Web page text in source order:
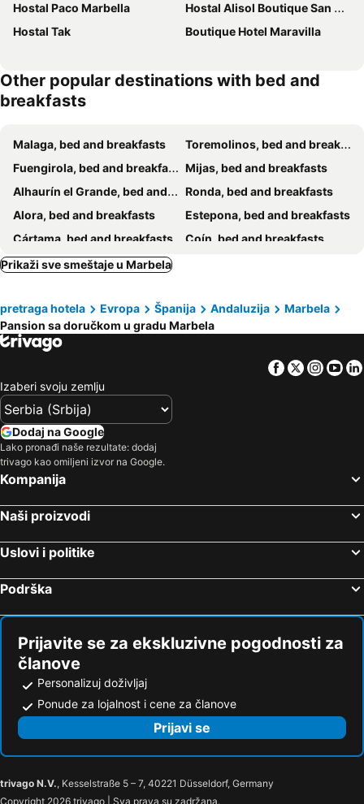
Hostal Paco Marbella
Hostal Alisol Boutique San Pedro
Hostal Tak
Boutique Hotel Maravilla
Other popular destinations with bed and
breakfasts
Malaga, bed and breakfasts
Toremolinos, bed and breakfasts
Fuengirola, bed and breakfasts
Mijas, bed and breakfasts
Alhaurín el Grande, bed and breakfasts
Ronda, bed and breakfasts
Alora, bed and breakfasts
Estepona, bed and breakfasts
Cártama, bed and breakfasts
Coín, bed and breakfasts
Alhaurín de la Torre, bed and breakfasts
Benalmadena, bed and breakfasts
Ojén, bed and breakfasts
Kasares, bed and breakfasts
Parauta, bed and breakfasts
Almogía, bed and breakfasts
Gaucín, bed and breakfasts
Casarabonela, bed and breakfasts
Prikaži sve smeštaje u Marbela
pretraga hotela Evropa Španija Andaluzija
Marbela
Pansion sa doručkom u gradu Marbela
Facebook
Twitter
Izaberi svoju zemlju
Dodaj na Google
Lako pronađi naše rezultate: dodaj
trivago kao omiljeni izvor na Google.
Kompanija
Naši proizvodi
Uslovi i politike
Podrška
Prijavite se za ekskluzivne pogodnosti za
članove
Personalizuj doživljaj
Ponude za lojalnost i cene za članove
Prijavi se
trivago N.V., Kesselstraße 5 – 7, 40221 Düsseldorf, Germany
Copyright 2026 trivago | Sva prava su zadržana.